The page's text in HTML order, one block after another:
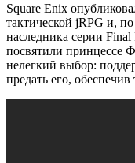
Square Enix
тактической jRPG и,
наследника серии Final
посвятили принцессе
нелегкий выбор:
предать его,